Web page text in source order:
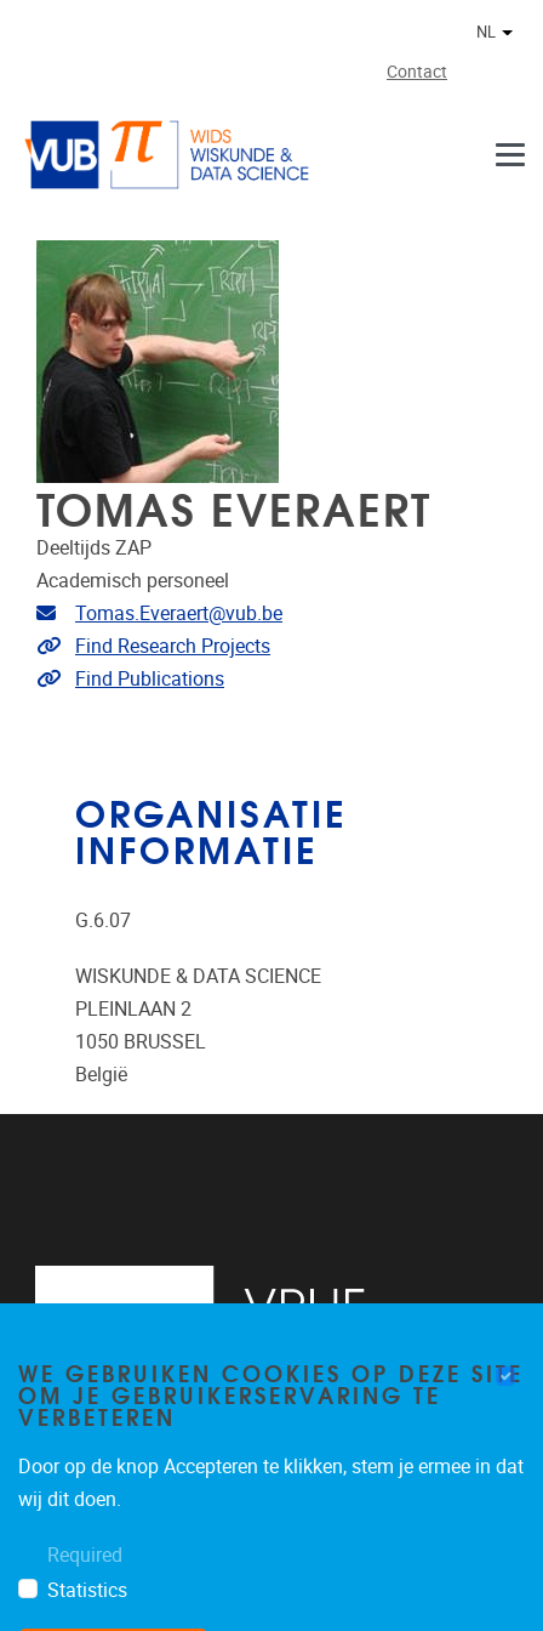
Contact
NL
TOMAS EVERAERT
Deeltijds ZAP
Academisch personeel
E-mailadres
Tomas.Everaert@vub.be
Link naar projecten
Find Research Projects
Link naar publicaties
Find Publications
ORGANISATIE
INFORMATIE
G.6.07
WISKUNDE & DATA SCIENCE
PLEINLAAN 2
1050 BRUSSEL
België
WE GEBRUIKEN COOKIES OP DEZE SITE
OM JE GEBRUIKERSERVARING TE
VERBETEREN
Door op de knop Accepteren te klikken, stem je ermee in dat
wij dit doen.
Required
Statistics